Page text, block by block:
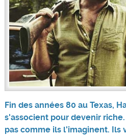
Fin des années 80 au Texas,
s'associent pour devenir
pas comme ils l'imaginent. Ils